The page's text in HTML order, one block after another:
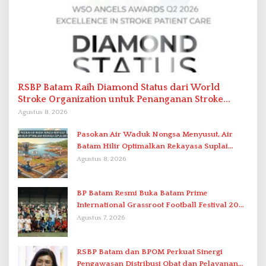
RSBP Batam Raih Diamond Status dari World
Stroke Organization untuk Penanganan Stroke
Berstandar Internasional
Agustus 8, 2026
Pasokan Air Waduk Nongsa Menyusut, Air
Batam Hilir Optimalkan Rekayasa Suplai
Antar-IPAM
Agustus 8, 2026
BP Batam Resmi Buka Batam Prime
International Grassroot Football Festival 2026
di Stadion Temenggung Abdul Jamal
Agustus 7, 2026
RSBP Batam dan BPOM Perkuat Sinergi
Pengawasan Distribusi Obat dan Pelayanan